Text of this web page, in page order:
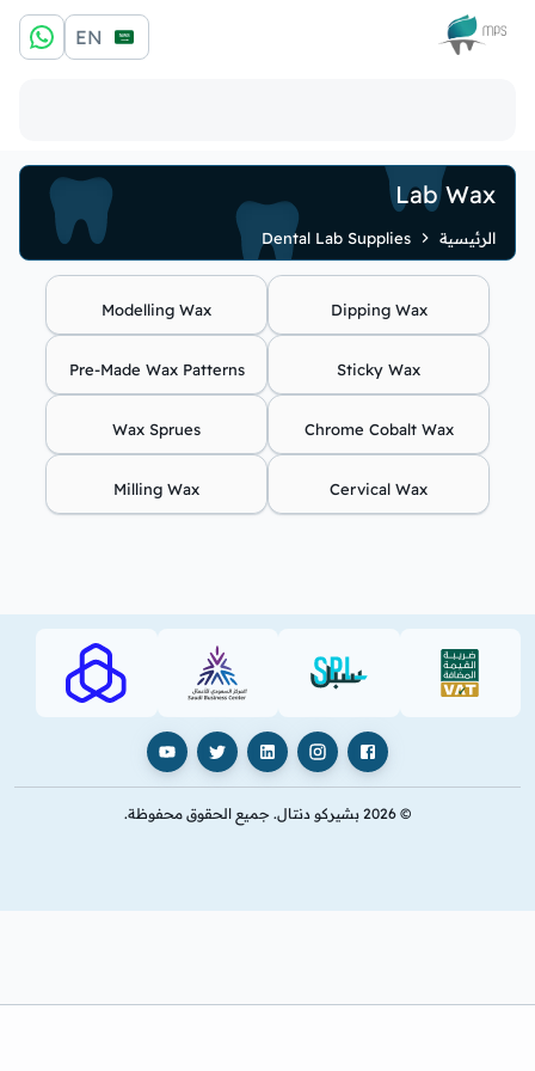
الشعار EN
Lab Wax
الرئيسية Dental Lab Supplies
Dipping Wax
Modelling Wax
Sticky Wax
Pre-Made Wax Patterns
Chrome Cobalt Wax
Wax Sprues
Cervical Wax
Milling Wax
VAT (PDF)
SPL (PDF)
SBC
(PDF)
فيسبوكإنستغراملينكدإنX يوتيوب
© 2026 بشيركو دنتال. جميع الحقوق محفوظة.